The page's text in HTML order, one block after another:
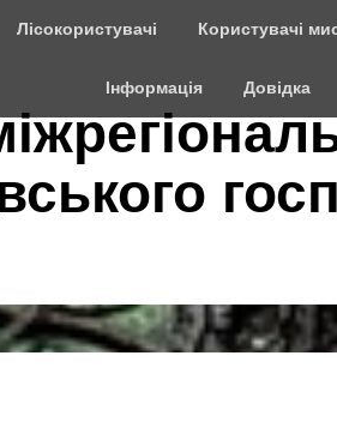
Лісокористувачі Користувачі
Інформація Довідка